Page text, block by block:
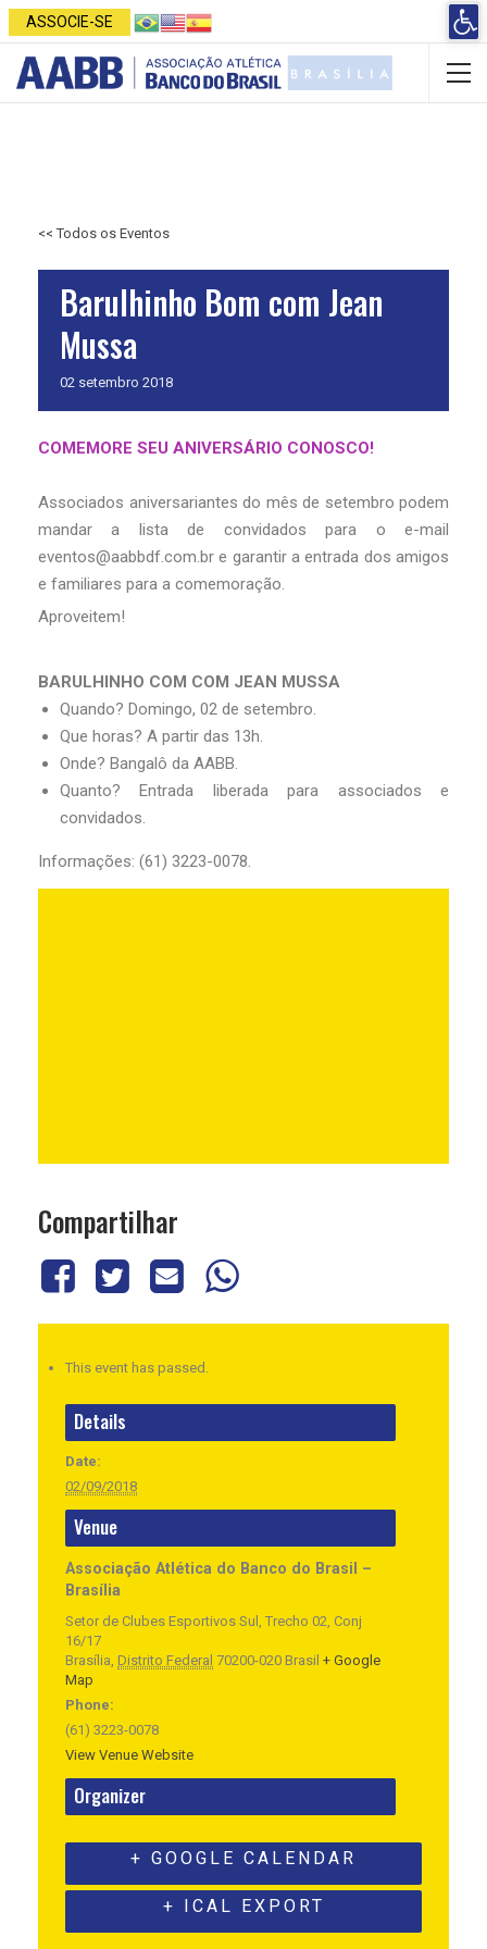
ASSOCIE-SE
<< Todos os Eventos
Barulhinho Bom com Jean
Mussa
02 setembro 2018
COMEMORE SEU ANIVERSÁRIO CONOSCO!
Associados aniversariantes do mês de setembro podem
mandar a lista de convidados para o e-mail
eventos@aabbdf.com.br e garantir a entrada dos amigos
e familiares para a comemoração.
Aproveitem!
BARULHINHO COM COM JEAN MUSSA
Quando? Domingo, 02 de setembro.
Que horas? A partir das 13h.
Onde? Bangalô da AABB.
Quanto? Entrada liberada para associados e
convidados.
Informações: (61) 3223-0078.
Compartilhar
This event has passed.
Details
Date:
02/09/2018
Venue
Associação Atlética do Banco do Brasil –
Brasília
Setor de Clubes Esportivos Sul, Trecho 02, Conj
16/17
Brasília, Distrito Federal 70200-020 Brasil + Google
Map
Phone:
(61) 3223-0078
View Venue Website
Organizer
+ GOOGLE CALENDAR
+ ICAL EXPORT